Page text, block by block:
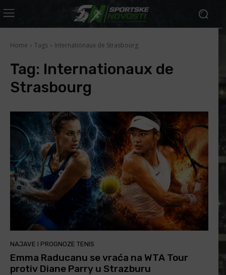
Home Tags Internationaux de Strasbourg
Tag: Internationaux de
Strasbourg
NAJAVE I PROGNOZE TENIS
Emma Raducanu se vraća na WTA Tour
protiv Diane Parry u Strazburu